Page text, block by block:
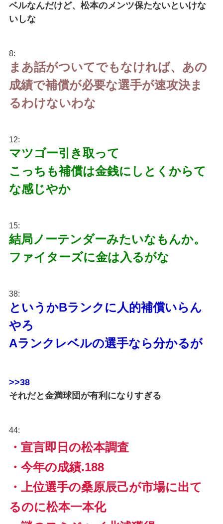
ベルなんだけど、松本のメンツ保たないといけな
いしな
8:
まあ話がついてでもなければ、あの
成績で補償が必要な選手が速攻決ま
るわけないわな
12:
マツゴー引き取って
こっちも補償は金銭にしとくからて
な感じやか
15:
結局ノーテンダーみたいなもんか。
ファイターズに金は入るがな
38:
というかBランクに人的補償いらん
やろ
Aランクレベルの選手なら分かるが
>>38
それだと金満球団が有利になりすぎる
44:
・宣言即日の松本調査
・今年の成績.188
・上位選手の桑原辰己が市場に出て
るのに松本一本化